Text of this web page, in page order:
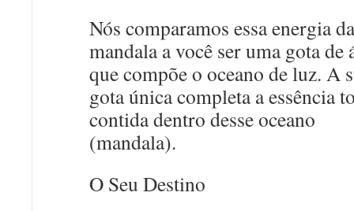
Nós comparamos essa energia da
mandala a você ser uma gota de
que compõe o oceano de luz. A
gota única completa a essência
contida dentro desse oceano
(mandala).
O Seu Destino